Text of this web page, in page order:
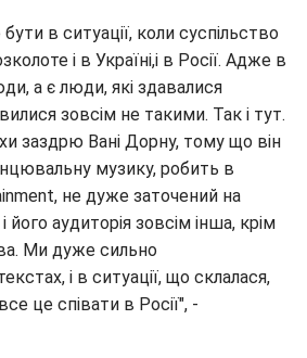
в ситуації, коли суспільство
і в Україні,і в Росії. Адже в
а є люди, які здавалися
зовсім не такими. Так і тут.
заздрю Вані Дорну, тому що він
музику, робить в
не дуже заточений на
його аудиторія зовсім інша, крім
Ми дуже сильно
і в ситуації, що склалася,
це співати в Росії", -